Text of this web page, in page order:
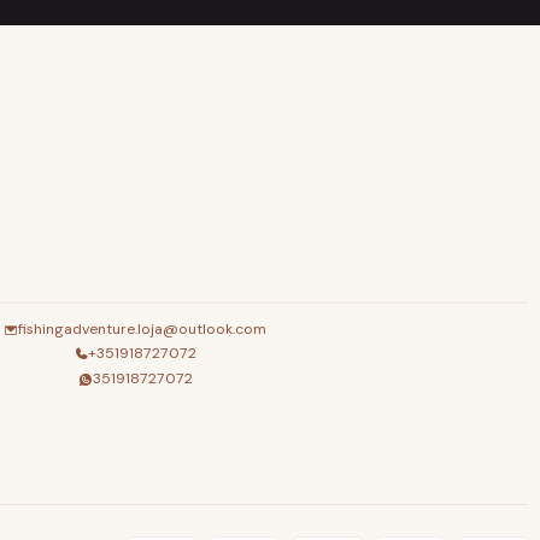
fishingadventure.loja@outlook.com
+351918727072
351918727072